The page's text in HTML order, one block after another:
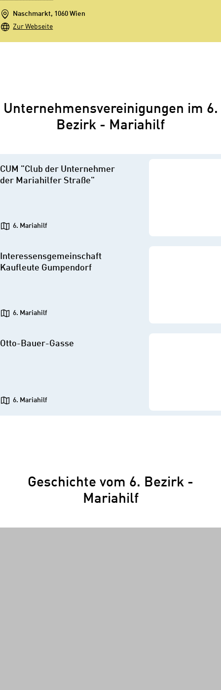
Naschmarkt, 1060 Wien
Zur Webseite
Unternehmensvereinigungen im 6.
Bezirk - Mariahilf
CUM "Club der Unternehmer
der Mariahilfer Straße"
6. Mariahilf
Interessensgemeinschaft
Kaufleute Gumpendorf
6. Mariahilf
Otto-Bauer-Gasse
6. Mariahilf
Geschichte vom 6. Bezirk -
Mariahilf